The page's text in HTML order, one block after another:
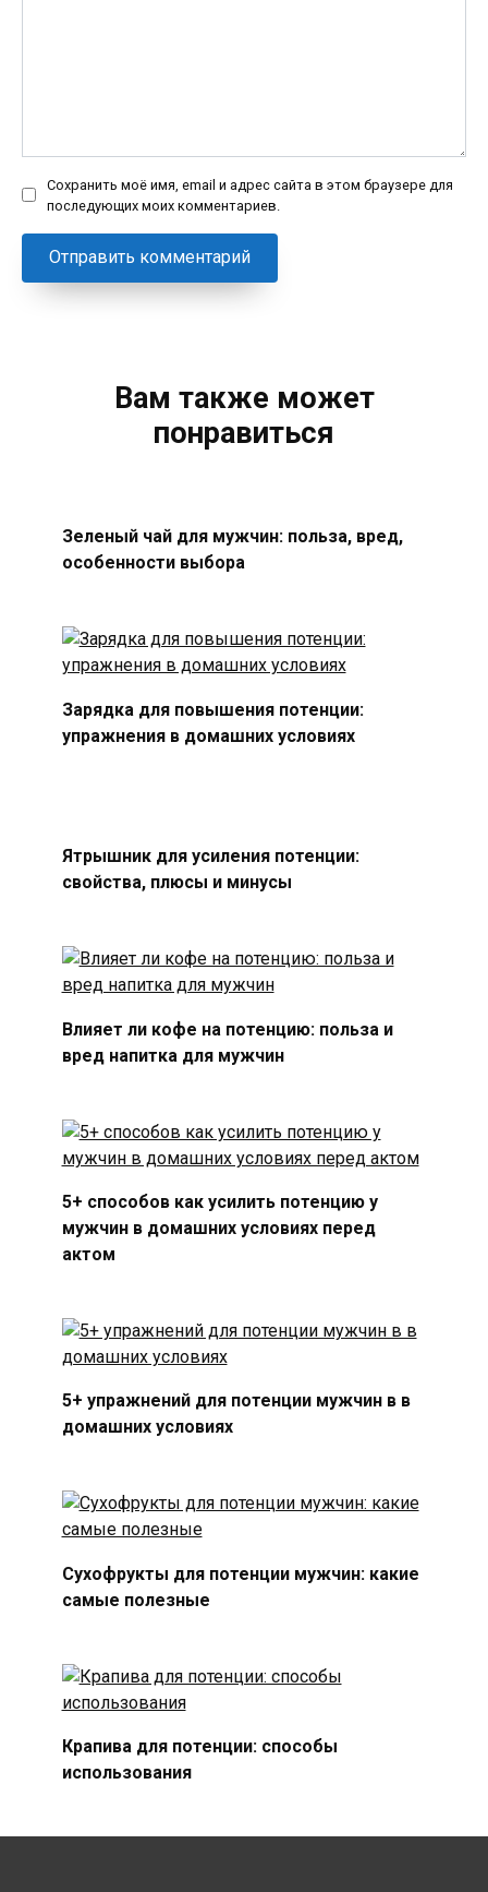
Сохранить моё имя, email и адрес сайта в этом браузере для
последующих моих комментариев.
Вам также может
понравиться
Зеленый чай для мужчин: польза, вред,
особенности выбора
Зарядка для повышения потенции:
упражнения в домашних условиях
Ятрышник для усиления потенции:
свойства, плюсы и минусы
Влияет ли кофе на потенцию: польза и
вред напитка для мужчин
5+ способов как усилить потенцию у
мужчин в домашних условиях перед
актом
5+ упражнений для потенции мужчин в в
домашних условиях
Сухофрукты для потенции мужчин: какие
самые полезные
Крапива для потенции: способы
использования